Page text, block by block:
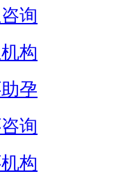
询
构
孕
询
构